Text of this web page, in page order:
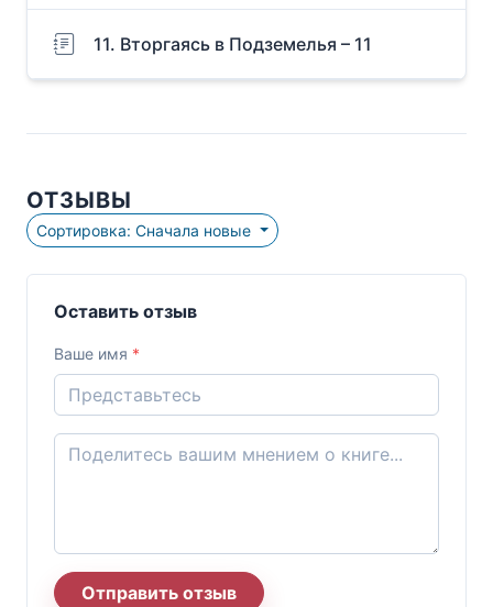
11. Вторгаясь в Подземелья – 11
ОТЗЫВЫ
Сортировка: Сначала новые
Оставить отзыв
Ваше имя *
Отправить отзыв